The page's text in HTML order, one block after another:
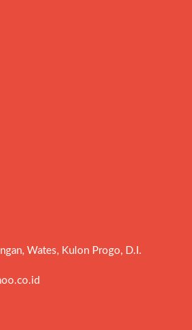
Wates, Kulon Progo, D.I.